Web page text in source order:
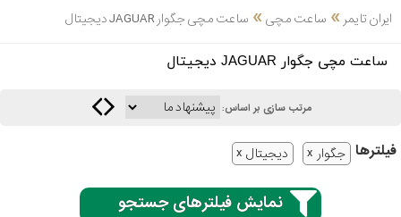
ایران تایمر » ساعت مچی» ساعت مچی جگوار JAGUAR دیجیتال
ساعت مچی جگوار JAGUAR دیجیتال
مرتب سازی بر اساس:
فیلتر‌ها جگوار دیجیتال
نمایش فیلترهای جستجو
انتخاب
بین 3
3